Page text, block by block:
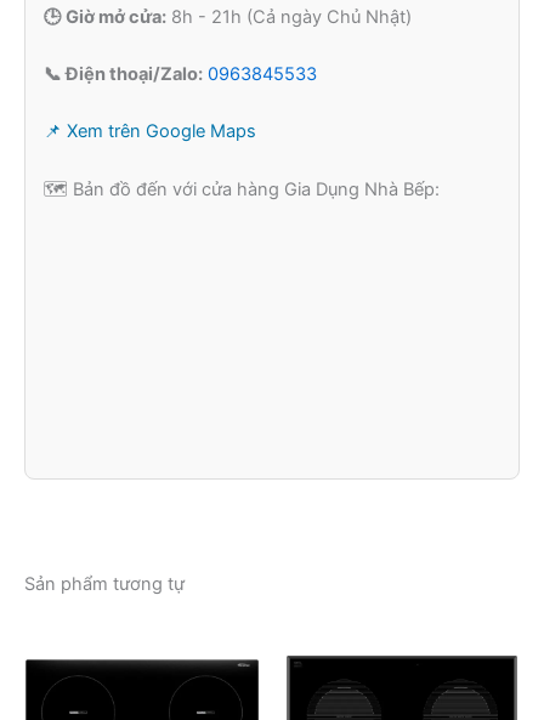
🕒 Giờ mở cửa: 8h - 21h (Cả ngày Chủ Nhật)
📞 Điện thoại/Zalo: 0963845533
📌 Xem trên Google Maps
🗺️ Bản đồ đến với cửa hàng Gia Dụng Nhà Bếp:
Sản phẩm tương tự